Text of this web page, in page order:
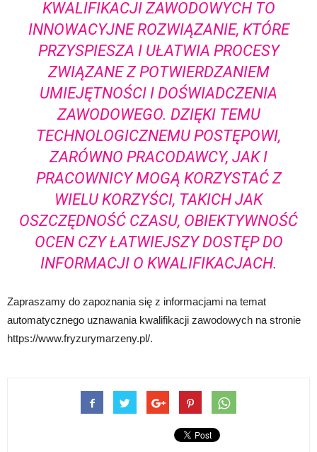
KWALIFIKACJI ZAWODOWYCH TO
INNOWACYJNE ROZWIĄZANIE, KTÓRE
PRZYSPIESZA I UŁATWIA PROCESY
ZWIĄZANE Z POTWIERDZANIEM
UMIEJĘTNOŚCI I DOŚWIADCZENIA
ZAWODOWEGO. DZIĘKI TEMU
TECHNOLOGICZNEMU POSTĘPOWI,
ZARÓWNO PRACODAWCY, JAK I
PRACOWNICY MOGĄ KORZYSTAĆ Z
WIELU KORZYŚCI, TAKICH JAK
OSZCZĘDNOŚĆ CZASU, OBIEKTYWNOŚĆ
OCEN CZY ŁATWIEJSZY DOSTĘP DO
INFORMACJI O KWALIFIKACJACH.
Zapraszamy do zapoznania się z informacjami na temat
automatycznego uznawania kwalifikacji zawodowych na stronie
https://www.fryzurymarzeny.pl/.